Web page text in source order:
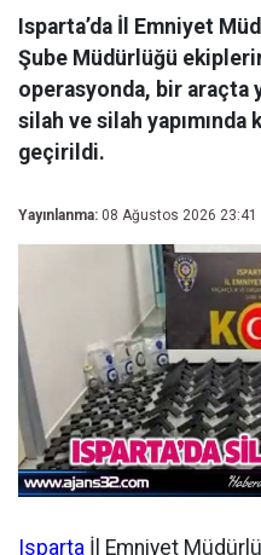
Isparta’da İl Emniyet
Şube Müdürlüğü
operasyonda, bir araçta
silah ve silah yapımında
geçirildi.
Yayınlanma: 08 Ağustos 2026 23:41
Isparta İl Emniyet